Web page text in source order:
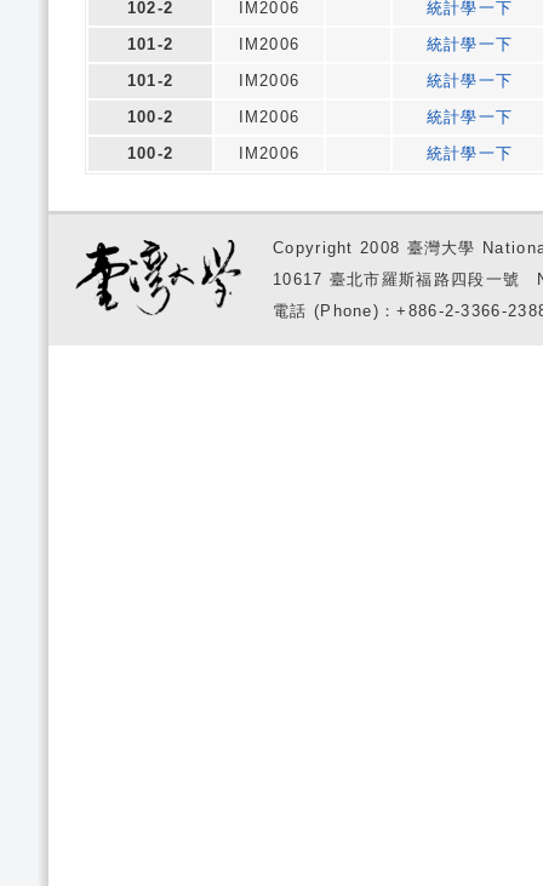
102-2
IM2006
統計學一下
101-2
IM2006
統計學一下
101-2
IM2006
統計學一下
100-2
IM2006
統計學一下
100-2
IM2006 統計學一下
Copyright 2008 臺灣大學
10617 臺北市羅斯福路四段一
電話 (Phone)：+886-2-3366-